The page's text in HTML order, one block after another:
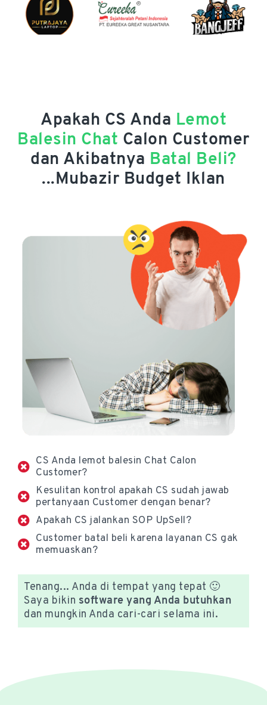
Apakah CS Anda Lemot
Balesin Chat Calon Customer
dan Akibatnya Batal Beli?
...Mubazir Budget Iklan
CS Anda lemot balesin Chat Calon
Customer?
Kesulitan kontrol apakah CS sudah jawab
pertanyaan Customer dengan benar?
Apakah CS jalankan SOP UpSell?
Customer batal beli karena layanan CS gak
memuaskan?
Tenang... Anda di tempat yang tepat 🙂
Saya bikin software yang Anda butuhkan
dan mungkin Anda cari-cari selama ini.